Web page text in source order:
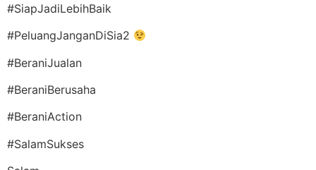
#SiapJadiLebihBaik
#PeluangJanganDiSia2
#BeraniJualan
#BeraniBerusaha
#BeraniAction
#SalamSukses